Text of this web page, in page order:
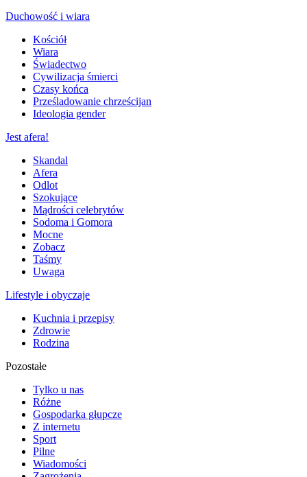
Duchowość i wiara
Kościół
Wiara
Świadectwo
Cywilizacja śmierci
Czasy końca
Prześladowanie chrześcijan
Ideologia gender
Jest afera!
Skandal
Afera
Odlot
Szokujące
Mądrości celebrytów
Sodoma i Gomora
Mocne
Zobacz
Taśmy
Uwaga
Lifestyle i obyczaje
Kuchnia i przepisy
Zdrowie
Rodzina
Pozostałe
Tylko u nas
Różne
Gospodarka głupcze
Z internetu
Sport
Pilne
Wiadomości